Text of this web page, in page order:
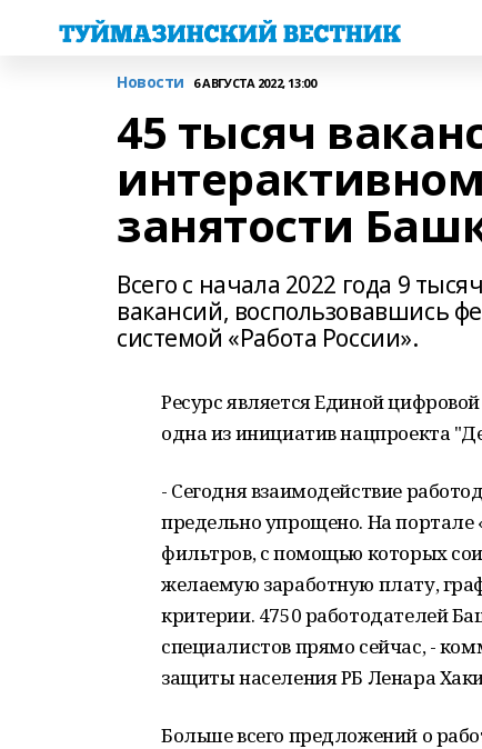
Новости 6 АВГУСТА 2022, 13:00
45 тысяч
занятости
Всего с начала 2022 года 9
вакансий, воспользовавшись
системой «Работа России».
Ресурс является Единой
одна из инициатив нацпроекта
- Сегодня взаимодействие
предельно упрощено. На портале
фильтров, с помощью которых
желаемую заработную плату,
критерии. 4750 работодателей
специалистов прямо сейчас, -
защиты населения РБ Ленара
Больше всего предложений о